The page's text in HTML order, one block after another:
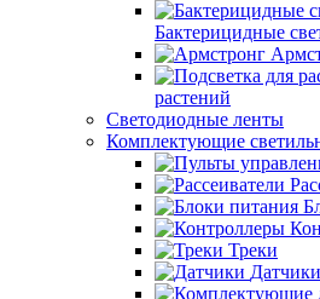
Бактерицидные
растений
Светодиодные ленты
Комплектующие
Треки
Датчики